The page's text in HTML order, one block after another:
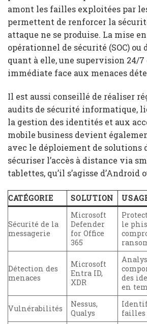
amont les failles exploitées par
permettent de renforcer la
attaque ne se produise. La mise
opérationnel de sécurité (SOC) ou
quant à elle, une supervision 24/
immédiate face aux menaces
Il est aussi conseillé de réaliser
audits de sécurité informatique,
la gestion des identités et aux
mobile business devient
avec le déploiement de solutions
sécuriser l’accès à distance via
tablettes, qu’il s’agisse d’Android
CATÉGORIE SOLUTION
Sécurité de la
messagerie
Microsoft
Defender
for Office
365
le
Détection des
menaces
Microsoft
Entra ID,
XDR
des
en
Vulnérabilités
Nessus,
Qualys
failles